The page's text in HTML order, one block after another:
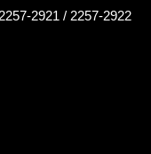
2921 / 2257-2922